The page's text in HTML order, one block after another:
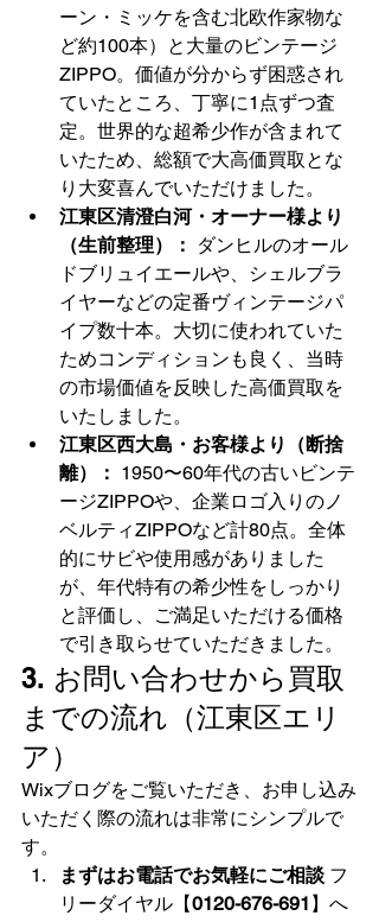
ーン・ミッケを含む北欧作家物な
ど約100本）と大量のビンテージ
ZIPPO。価値が分からず困惑され
ていたところ、丁寧に1点ずつ査
定。世界的な超希少作が含まれて
いたため、総額で大高価買取とな
り大変喜んでいただけました。
江東区清澄白河・オーナー様より
（生前整理）：
ダンヒルのオール
ドブリュイエールや、シェルブラ
イヤーなどの定番ヴィンテージパ
イプ数十本。大切に使われていた
ためコンディションも良く、当時
の市場価値を反映した高価買取を
いたしました。
江東区西大島・お客様より（断捨
離）： 1950〜60年代の古いビンテ
ージZIPPOや、企業ロゴ入りのノ
ベルティZIPPOなど計80点。全体
的にサビや使用感がありました
が、年代特有の希少性をしっかり
と評価し、ご満足いただける価格
で引き取らせていただきました。
3. お問い合わせから買取
までの流れ（江東区エリ
ア）
Wixブログをご覧いただき、お申し込み
いただく際の流れは非常にシンプルで
す。
まずはお電話でお気軽にご相談 フ
リーダイヤル【0120-676-691 】へ